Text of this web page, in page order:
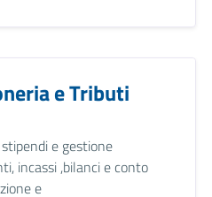
e Tributi
e gestione
incassi ,bilanci e conto
e